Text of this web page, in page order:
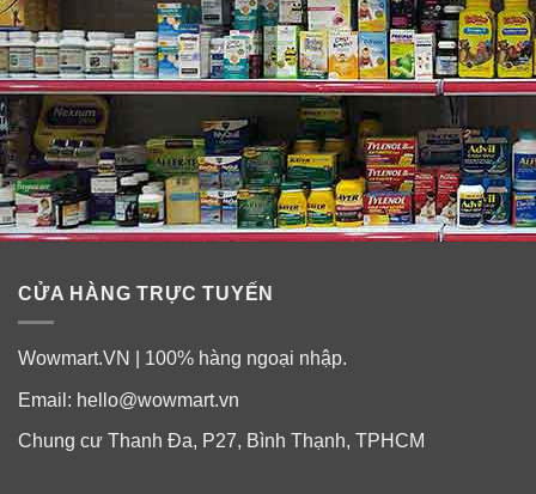
Đối tượng và hướng dẫn sử dụng kẹo dẻo Hair
vitamin SugarBearHair
Sản phẩm thích hợp sử dụng cho cả nam và nữ tuổi từ
CỬA HÀNG TRỰC TUYẾN
Wowmart.VN | 100% hàng ngoại nhập.
Email: hello@wowmart.vn
Chung cư Thanh Đa, P27, Bình Thạnh, TPHCM